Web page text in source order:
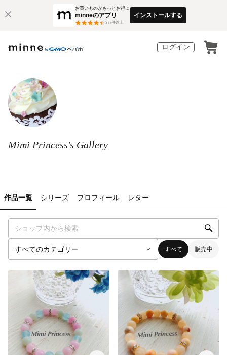
お買いものがもっとお得に
minneのアプリ
3万件以上
インストールする
ログイン
Mimi Princess's Gallery
作品一覧 シリーズ プロフィール レター
すべて 販売中